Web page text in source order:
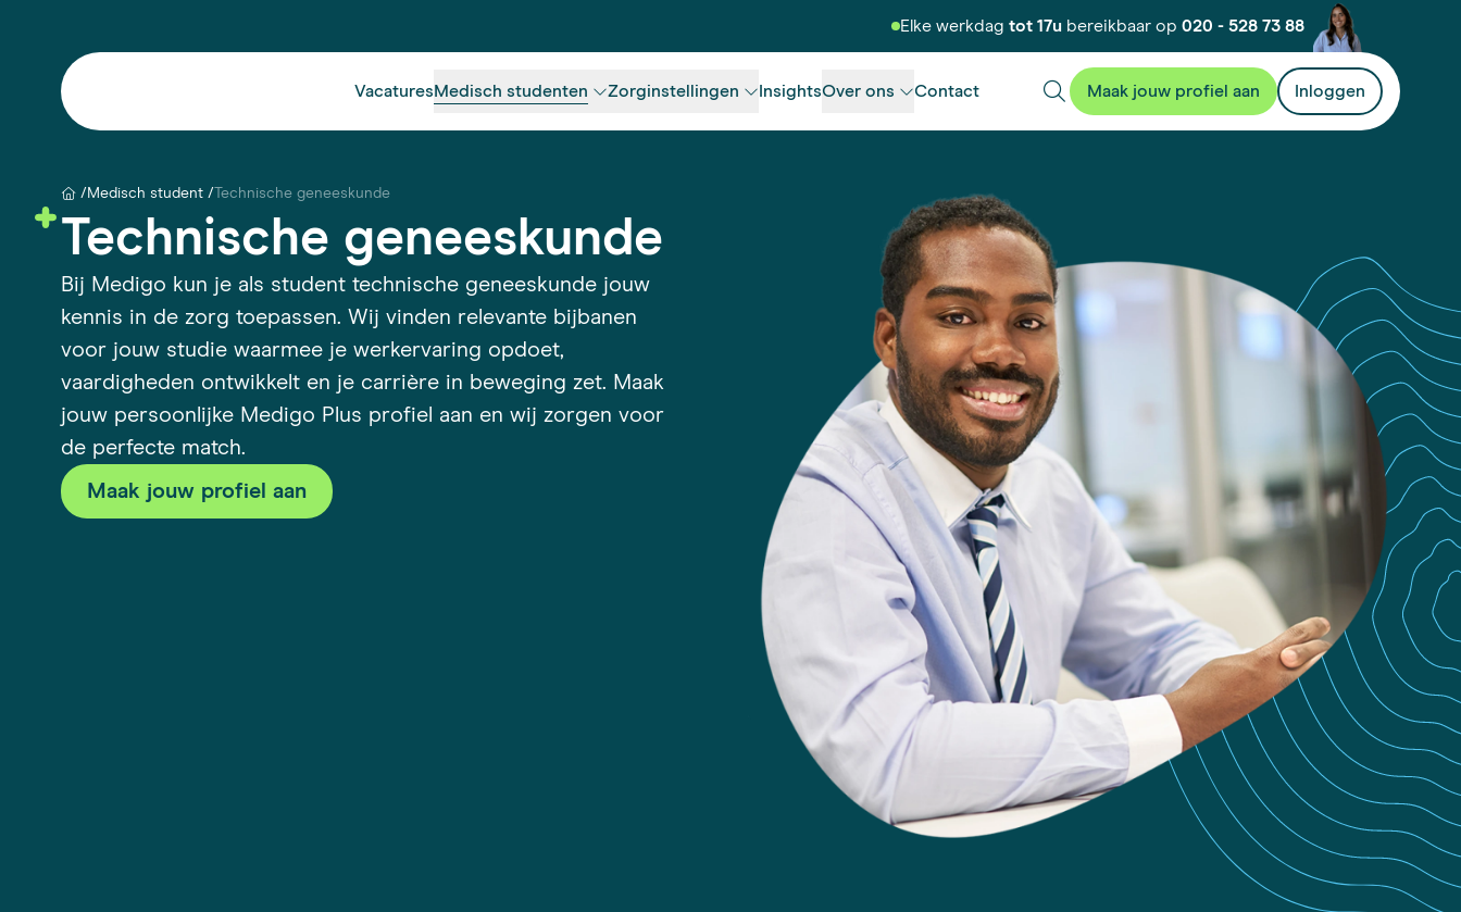
Elke werkdag tot 17u bereikbaar op 020 - 528 73 88
VacaturesMedisch studenten Zorginstellingen InsightsOver ons Contact Maak jouw profiel aan Inloggen
Medisch student Technische geneeskunde
Technische geneeskunde
Bij Medigo kun je als student technische geneeskunde jouw
kennis in de zorg toepassen. Wij vinden relevante bijbanen
voor jouw studie waarmee je werkervaring opdoet,
vaardigheden ontwikkelt en je carrière in beweging zet. Maak
jouw persoonlijke Medigo Plus profiel aan en wij zorgen voor
de perfecte match.
Maak jouw profiel aan